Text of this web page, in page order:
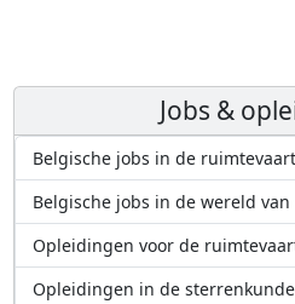
Jobs &
Belgische jobs in de ruimtevaart
Belgische jobs in de wereld
Opleidingen voor de
Opleidingen in de sterrenkunde